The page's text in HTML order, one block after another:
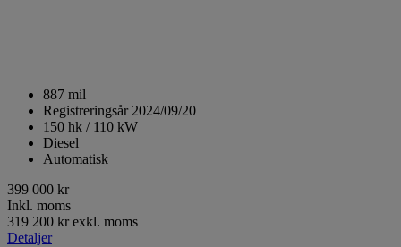
887 mil
Registreringsår 2024/09/20
150 hk / 110 kW
Diesel
Automatisk
399 000 kr
Inkl. moms
319 200 kr exkl. moms
Detaljer